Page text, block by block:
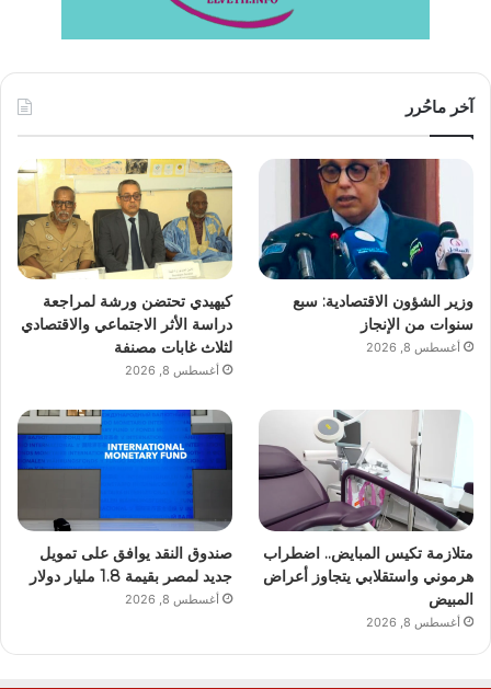
آخر ماحُرر
وزير الشؤون الاقتصادية: سبع
سنوات من الإنجاز
أغسطس 8, 2026
كيهيدي تحتضن ورشة لمراجعة
دراسة الأثر الاجتماعي والاقتصادي
لثلاث غابات مصنفة
أغسطس 8, 2026
متلازمة تكيس المبايض.. اضطراب
هرموني واستقلابي يتجاوز أعراض
المبيض
أغسطس 8, 2026
صندوق النقد يوافق على تمويل
جديد لمصر بقيمة 1.8 مليار دولار
أغسطس 8, 2026